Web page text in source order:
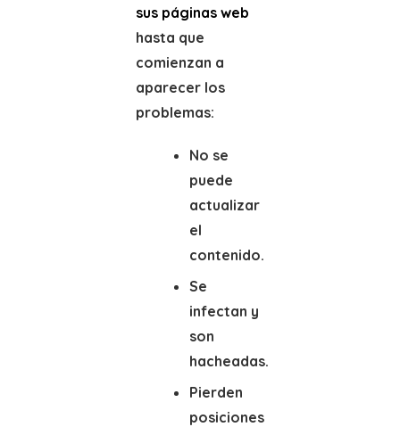
sus páginas web
hasta que
comienzan a
aparecer los
problemas:
No se
puede
actualizar
el
contenido.
Se
infectan y
son
hacheadas.
Pierden
posiciones